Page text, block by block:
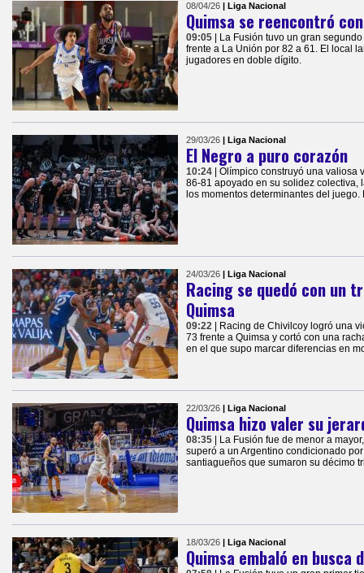
08/04/26 | Liga Nacional
Quimsa se reencontró
09:05
| La Fusión tuvo un gran
frente a La Unión por 82 a 61. El local
jugadores en doble dígito.
29/03/26 | Liga Nacional
El Negro a puro corazón
10:24
| Olímpico construyó una
86-81 apoyado en su solidez colectiva,
los momentos determinantes del
24/03/26 | Liga Nacional
Racing se quedó con un
Quimsa
09:22
| Racing de Chivilcoy logró una
73 frente a Quimsa y cortó con una
en el que supo marcar diferencias en
22/03/26 | Liga Nacional
Quimsa hizo valer su
08:35
| La Fusión fue de menor a
superó a un Argentino condicionado
santiagueños que sumaron su décimo
18/03/26 | Liga Nacional
Quimsa embaló en busca